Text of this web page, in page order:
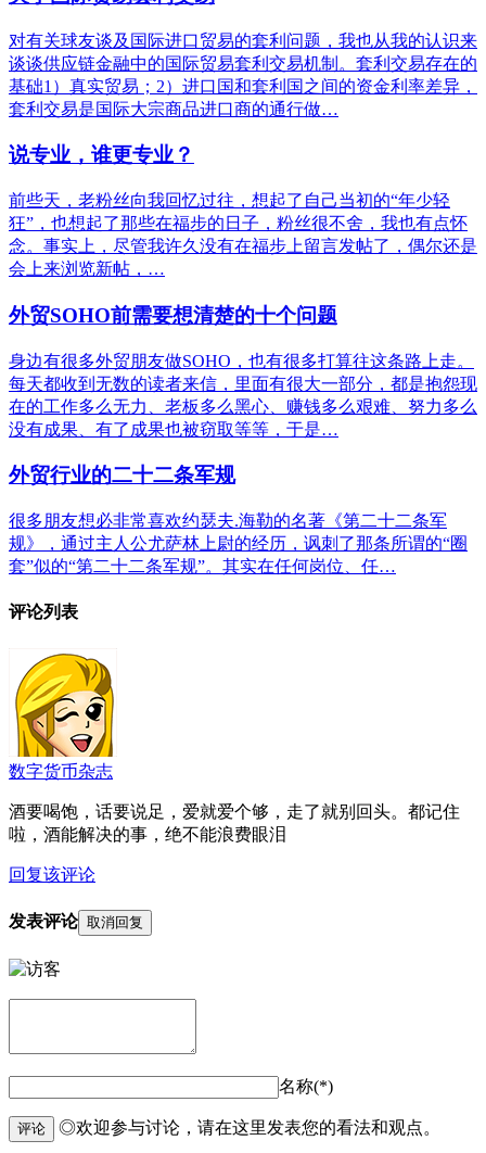
对有关球友谈及国际进口贸易的套利问题，我也从我的认识来
谈谈供应链金融中的国际贸易套利交易机制。套利交易存在的
基础1）真实贸易；2）进口国和套利国之间的资金利率差异，
套利交易是国际大宗商品进口商的通行做…
说专业，谁更专业？
前些天，老粉丝向我回忆过往，想起了自己当初的“年少轻
狂”，也想起了那些在福步的日子，粉丝很不舍，我也有点怀
念。事实上，尽管我许久没有在福步上留言发帖了，偶尔还是
会上来浏览新帖，…
外贸SOHO前需要想清楚的十个问题
身边有很多外贸朋友做SOHO，也有很多打算往这条路上走。
每天都收到无数的读者来信，里面有很大一部分，都是抱怨现
在的工作多么无力、老板多么黑心、赚钱多么艰难、努力多么
没有成果、有了成果也被窃取等等，于是…
外贸行业的二十二条军规
很多朋友想必非常喜欢约瑟夫.海勒的名著《第二十二条军
规》，通过主人公尤萨林上尉的经历，讽刺了那条所谓的“圈
套”似的“第二十二条军规”。其实在任何岗位、任…
评论列表
数字货币杂志
酒要喝饱，话要说足，爱就爱个够，走了就别回头。都记住
啦，酒能解决的事，绝不能浪费眼泪
回复该评论
发表评论 取消回复
名称(*)
评论 ◎欢迎参与讨论，请在这里发表您的看法和观点。